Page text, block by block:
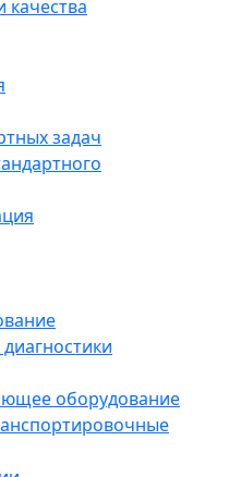
качества
задач
оборудование